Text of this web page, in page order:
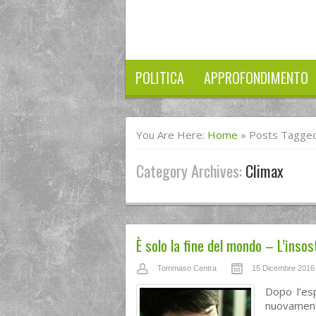
POLITICA APPROFONDIMENTO
You Are Here: Home » Posts
Category Archives:Climax
È solo la fine del mondo –
Tommaso Centra 15 Dicembre 2016
Dopo